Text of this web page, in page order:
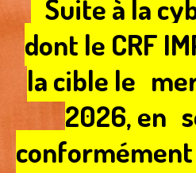
Suite à la
dont le CRF
la cible le
2026, en
conformément